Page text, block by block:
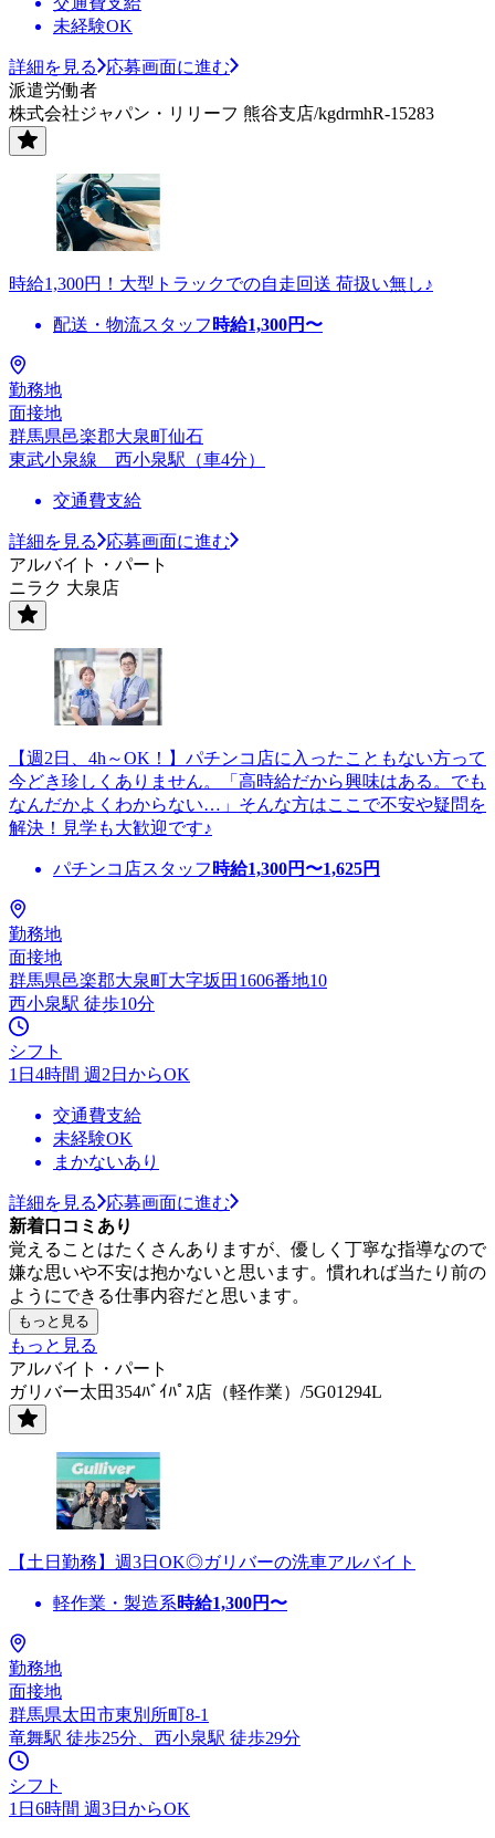
未経験OK
詳細を見る
応募画面に進む
派遣労働者
株式会社ジャパン・リリーフ 熊谷支店/kgdrmhR-15283
時給1,300円！大型トラックでの自走回送 荷扱い無し♪
配送・物流スタッフ 時給1,300円〜
勤務地
面接地
群馬県邑楽郡大泉町仙石
東武小泉線 西小泉駅（車4分）
交通費支給
詳細を見る
応募画面に進む
アルバイト・パート
ニラク 大泉店
【週2日、4h～OK！】パチンコ店に入ったこともない方って
今どき珍しくありません。「高時給だから興味はある。でも
なんだかよくわからない…」そんな方はここで不安や疑問を
解決！見学も大歓迎です♪
パチンコ店スタッフ 時給1,300円〜1,625円
勤務地
面接地
群馬県邑楽郡大泉町大字坂田1606番地10
西小泉駅 徒歩10分
シフト
1日4時間 週2日からOK
交通費支給
未経験OK
まかないあり
詳細を見る
応募画面に進む
新着口コミあり
覚えることはたくさんありますが、優しく丁寧な指導なので
嫌な思いや不安は抱かないと思います。慣れれば当たり前の
ようにできる仕事内容だと思います。
もっと見る
もっと見る
アルバイト・パート
ガリバー太田354ﾊﾞｲﾊﾟｽ店（軽作業）/5G01294L
【土日勤務】週3日OK◎ガリバーの洗車アルバイト
軽作業・製造系時給1,300円〜
勤務地
面接地
群馬県太田市東別所町8-1
竜舞駅 徒歩25分、西小泉駅 徒歩29分
シフト
1日6時間 週3日からOK